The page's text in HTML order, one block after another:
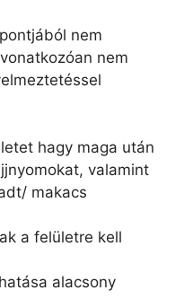
nem
nem
hagy maga után
valamint
makacs
a felületre kell
alacsony